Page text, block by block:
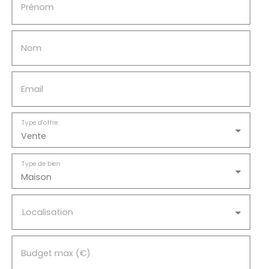
qui recherchent de l'espace et de la tranquillité. Un
bien fonctionnel offrant de beaux volumes
découvrir sans tarder !
Prénom
Nom
Email
Vente
Type d'offre
Maison
Type de bien
Localisation
Budget max (€)